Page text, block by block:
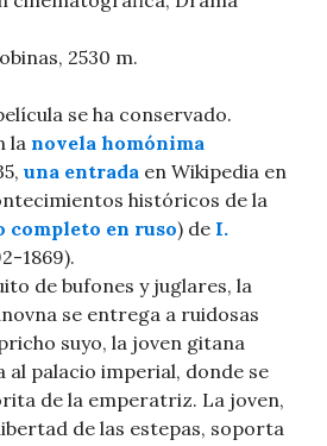
2530 m.
se ha conservado.
la novela homónima
una entrada en Wikipedia en
históricos de la
completo en ruso) de I.
1869).
de bufones y juglares, la
se entrega a ruidosas
suyo, la joven gitana
al palacio imperial, donde se
de la emperatriz. La joven,
de las estepas, soporta